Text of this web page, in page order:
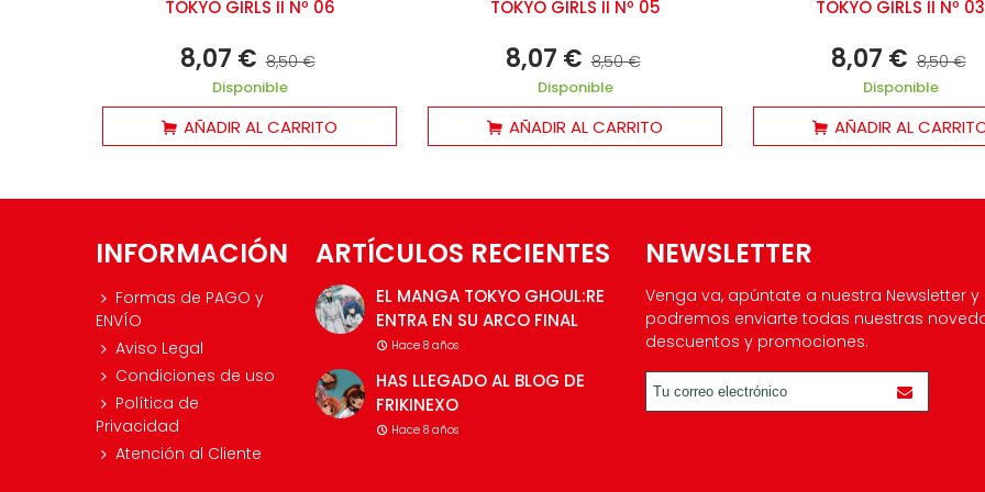
TOKYO GIRLS II Nº 06
8,07 € 8,50 €
Disponible
AÑADIR AL CARRITO
TOKYO GIRLS II Nº 05
8,07 € 8,50 €
Disponible
AÑADIR AL CARRITO
TOKYO GIRLS II Nº 03
8,07 € 8,50 €
Disponible
AÑADIR AL
INFORMACIÓN
Formas de PAGO y
ENVÍO
Aviso Legal
Condiciones de uso
Política de
Privacidad
Atención al Cliente
ARTÍCULOS RECIENTES
EL MANGA TOKYO GHOUL:RE
ENTRA EN SU ARCO FINAL
Hace 8 años
HAS LLEGADO AL BLOG DE
FRIKINEXO
Hace 8 años
NEWSLETTER
Venga va, apúntate a nuestra Newsletter y
podremos enviarte todas nuestras
descuentos y promociones.